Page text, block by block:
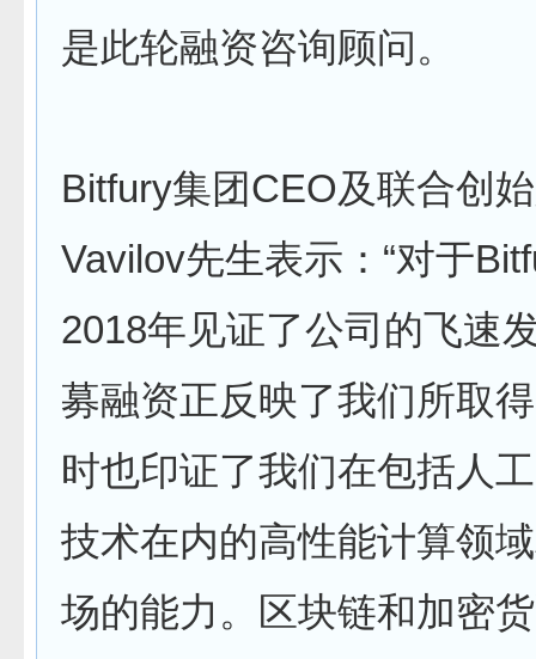
是此轮融资咨询顾问。
Bitfury集团CEO及联合创
Vavilov先生表示：“对于
2018年见证了公司的飞速
募融资正反映了我们所取
时也印证了我们在包括人
技术在内的高性能计算领
场的能力。区块链和加密